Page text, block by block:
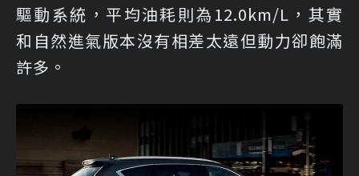
驅動系統，平均油耗則為12.0km/L，其實
和自然進氣版本沒有相差太遠但動力卻飽滿
許多。